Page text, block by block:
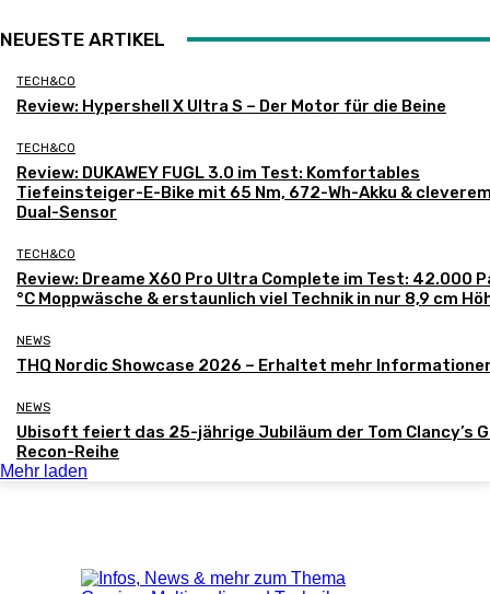
NEUESTE ARTIKEL
TECH&CO
Review: Hypershell X Ultra S – Der Motor für die Beine
TECH&CO
Review: DUKAWEY FUGL 3.0 im Test: Komfortables
Tiefeinsteiger-E-Bike mit 65 Nm, 672-Wh-Akku &
Dual-Sensor
TECH&CO
Review: Dreame X60 Pro Ultra Complete im Test: 42.000
°C Moppwäsche & erstaunlich viel Technik in nur 8,9 cm
NEWS
THQ Nordic Showcase 2026 – Erhaltet mehr
NEWS
Ubisoft feiert das 25-jährige Jubiläum der Tom Clancy’s
Recon-Reihe
Mehr laden